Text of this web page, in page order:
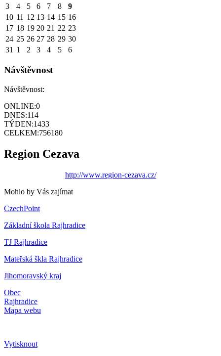
3
4 5 6 7 8
9
10 11 12 13 14 15 16
17 18 19 20 21 22 23
24 25 26 27 28 29 30
31 1 2 3 4 5 6
Návštěvnost
Návštěvnost:
ONLINE:0
DNES:114
TÝDEN:1433
CELKEM:756180
Region Cezava
http://www.region-cezava.cz/
Mohlo by Vás zajímat
CzechPoint
Základní škola Rajhradice
TJ Rajhradice
Mateřská škla Rajhradice
Jihomoravský kraj
Obec
Rajhradice
Mapa webu
Vytisknout